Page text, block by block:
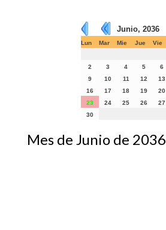
Junio, 2036
Lun Mar Mie Jue Vie
2
3 4 5 6
9
10 11 12 13
16
17 18 19 20
23
24 25 26 27
30
Mes de Junio de 2036